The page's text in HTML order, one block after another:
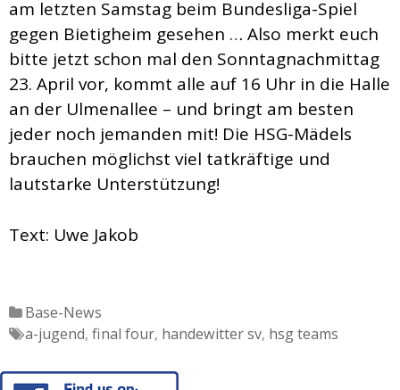
am letzten Samstag beim Bundesliga-Spiel
gegen Bietigheim gesehen … Also merkt euch
bitte jetzt schon mal den Sonntagnachmittag
23. April vor, kommt alle auf 16 Uhr in die Halle
an der Ulmenallee – und bringt am besten
jeder noch jemanden mit! Die HSG-Mädels
brauchen möglichst viel tatkräftige und
lautstarke Unterstützung!
Text: Uwe Jakob
Katgeorien
Base-News
Tags
a-jugend, final four, handewitter sv, hsg teams